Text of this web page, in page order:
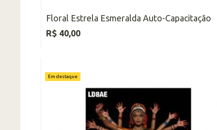
Floral Estrela Esmeralda Auto-Capacitação
R$ 40,00
Em destaque